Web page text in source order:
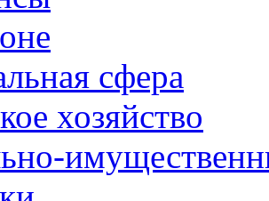
сфера
хозяйство